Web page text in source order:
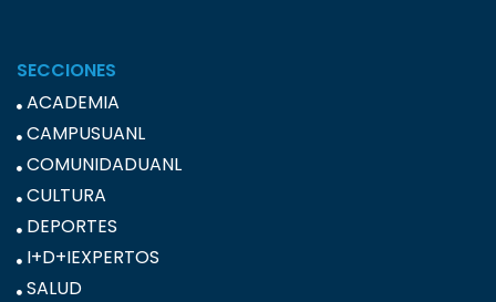
SECCIONES
ACADEMIA
CAMPUSUANL
COMUNIDADUANL
CULTURA
DEPORTES
I+D+IEXPERTOS
SALUD